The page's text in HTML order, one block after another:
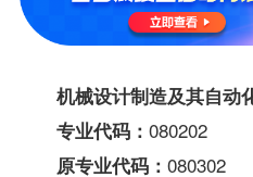
机械设计制造及其自动
专业代码： 080202
原专业代码： 080302